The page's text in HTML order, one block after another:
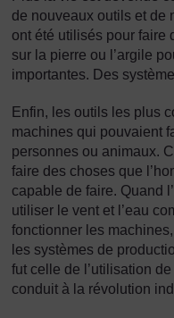
de nouveaux outils et de
ont été utilisés pour faire
sur la pierre ou l’argile
importantes. Des
Enfin, les outils les plus
machines qui pouvaient
personnes ou animaux.
faire des choses que
capable de faire. Quand
utiliser le vent et l’eau
fonctionner les
les systèmes de
fut celle de l’utilisation
conduit à la révolution